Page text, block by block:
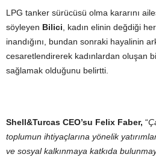
LPG tanker sürücüsü olma kararını
söyleyen Bilici , kadın elinin değdiği
inandığını, bundan sonraki hayalinin
cesaretlendirerek kadınlardan oluşan
sağlamak olduğunu belirtti.
Shell&Turcas CEO’su Felix Faber, “
toplumun ihtiyaçlarına yönelik
ve sosyal kalkınmaya katkıda